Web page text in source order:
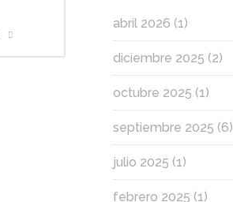
abril 2026 (1)
diciembre 2025 (2)
octubre 2025 (1)
septiembre 2025 (6)
julio 2025 (1)
febrero 2025 (1)